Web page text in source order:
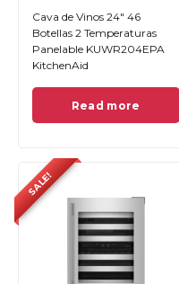
Cava de Vinos 24" 46
Botellas 2 Temperaturas
Panelable KUWR204EPA
KitchenAid
Read more
SALE!